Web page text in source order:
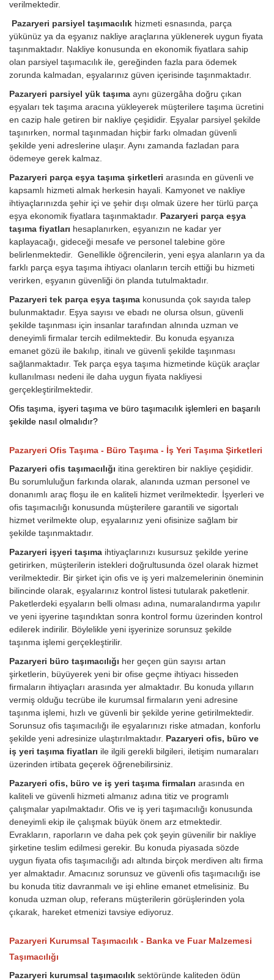
verilmektedir.
Pazaryeri parsiyel taşımacılık hizmeti esnasında, parça
yükünüz ya da eşyanız nakliye araçlarına yüklenerek uygun fiyata
taşınmaktadır. Nakliye konusunda en ekonomik fiyatlara sahip
olan parsiyel taşımacılık ile, gereğinden fazla para ödemek
zorunda kalmadan, eşyalarınız güven içerisinde taşınmaktadır.
Pazaryeri parsiyel yük taşıma aynı güzergâha doğru çıkan
eşyaları tek taşıma aracına yükleyerek müşterilere taşıma ücretini
en cazip hale getiren bir nakliye çeşididir. Eşyalar parsiyel şekilde
taşınırken, normal taşınmadan hiçbir farkı olmadan güvenli
şekilde yeni adreslerine ulaşır. Aynı zamanda fazladan para
ödemeye gerek kalmaz.
Pazaryeri parça eşya taşıma şirketleri arasında en güvenli ve
kapsamlı hizmeti almak herkesin hayali. Kamyonet ve nakliye
ihtiyaçlarınızda şehir içi ve şehir dışı olmak üzere her türlü parça
eşya ekonomik fiyatlara taşınmaktadır. Pazaryeri parça eşya
taşıma fiyatları hesaplanırken, eşyanızın ne kadar yer
kaplayacağı, gideceği mesafe ve personel talebine göre
belirlenmektedir. Genellikle öğrencilerin, yeni eşya alanların ya da
farklı parça eşya taşıma ihtiyacı olanların tercih ettiği bu hizmeti
verirken, eşyanın güvenliği ön planda tutulmaktadır.
Pazaryeri tek parça eşya taşıma konusunda çok sayıda talep
bulunmaktadır. Eşya sayısı ve ebadı ne olursa olsun, güvenli
şekilde taşınması için insanlar tarafından alnında uzman ve
deneyimli firmalar tercih edilmektedir. Bu konuda eşyanıza
emanet gözü ile bakılıp, itinalı ve güvenli şekilde taşınması
sağlanmaktadır. Tek parça eşya taşıma hizmetinde küçük araçlar
kullanılması nedeni ile daha uygun fiyata nakliyesi
gerçekleştirilmektedir.
Ofis taşıma, işyeri taşıma ve büro taşımacılık işlemleri en başarılı
şekilde nasıl olmalıdır?
Pazaryeri Ofis Taşıma - Büro Taşıma - İş Yeri Taşıma Şirketleri
Pazaryeri ofis taşımacılığı itina gerektiren bir nakliye çeşididir.
Bu sorumluluğun farkında olarak, alanında uzman personel ve
donanımlı araç floşu ile en kaliteli hizmet verilmektedir. İşyerleri ve
ofis taşımacılığı konusunda müşterilere garantili ve sigortalı
hizmet verilmekte olup, eşyalarınız yeni ofisinize sağlam bir
şekilde taşınmaktadır.
Pazaryeri işyeri taşıma ihtiyaçlarınızı kusursuz şekilde yerine
getirirken, müşterilerin istekleri doğrultusunda özel olarak hizmet
verilmektedir. Bir şirket için ofis ve iş yeri malzemelerinin öneminin
bilincinde olarak, eşyalarınız kontrol listesi tutularak paketlenir.
Paketlerdeki eşyaların belli olması adına, numaralandırma yapılır
ve yeni işyerine taşındıktan sonra kontrol formu üzerinden kontrol
edilerek indirilir. Böylelikle yeni işyerinize sorunsuz şekilde
taşınma işlemi gerçekleştirilir.
Pazaryeri büro taşımacılığı her geçen gün sayısı artan
şirketlerin, büyüyerek yeni bir ofise geçme ihtiyacı hisseden
firmaların ihtiyaçları arasında yer almaktadır. Bu konuda yılların
vermiş olduğu tecrübe ile kurumsal firmaların yeni adresine
taşınma işlemi, hızlı ve güvenli bir şekilde yerine getirilmektedir.
Sorunsuz ofis taşımacılığı ile eşyalarınızı riske atmadan, konforlu
şekilde yeni adresinize ulaştırılmaktadır. Pazaryeri ofis, büro ve
iş yeri taşıma fiyatları ile ilgili gerekli bilgileri, iletişim numaraları
üzerinden irtibata geçerek öğrenebilirsiniz.
Pazaryeri ofis, büro ve iş yeri taşıma firmaları arasında en
kaliteli ve güvenli hizmeti almanız adına titiz ve programlı
çalışmalar yapılmaktadır. Ofis ve iş yeri taşımacılığı konusunda
deneyimli ekip ile çalışmak büyük önem arz etmektedir.
Evrakların, raporların ve daha pek çok şeyin güvenilir bir nakliye
şirketine teslim edilmesi gerekir. Bu konuda piyasada sözde
uygun fiyata ofis taşımacılığı adı altında birçok merdiven altı firma
yer almaktadır. Amacınız sorunsuz ve güvenli ofis taşımacılığı ise
bu konuda titiz davranmalı ve işi ehline emanet etmelisiniz. Bu
konuda uzman olup, referans müşterilerin görüşlerinden yola
çıkarak, hareket etmenizi tavsiye ediyoruz.
Pazaryeri Kurumsal Taşımacılık - Banka ve Fuar Malzemesi
Taşımacılığı
Pazaryeri kurumsal taşımacılık sektöründe kaliteden ödün